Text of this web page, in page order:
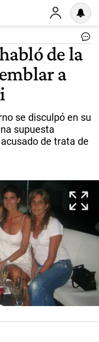
de la
a
se disculpó en su
supuesta
de trata de